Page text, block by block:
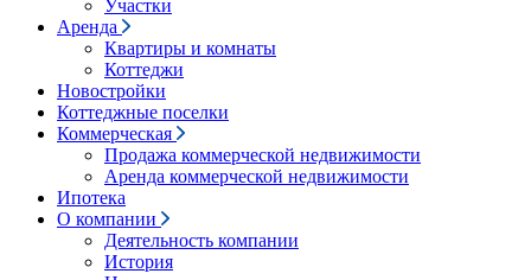
Участки
Аренда
Квартиры и комнаты
Коттеджи
Новостройки
Коттеджные поселки
Коммерческая
Продажа коммерческой недвижимости
Аренда коммерческой недвижимости
Ипотека
О компании
Деятельность компании
История